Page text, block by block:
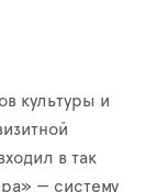
культуры и
в так
— систему